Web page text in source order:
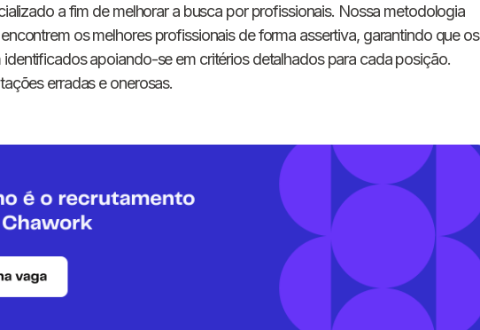
a fim de melhorar a busca por profissionais. Nossa metodologia
os melhores profissionais de forma assertiva, garantindo que os
apoiando-se em critérios detalhados para cada posição.
erradas e onerosas.